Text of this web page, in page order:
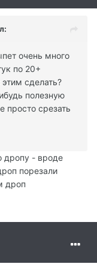
очень много
по 20+
сделать?
полезную
просто срезать
дропу - вроде
порезали
дроп